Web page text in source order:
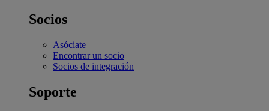
Socios
Asóciate
Encontrar un socio
Socios de integración
Soporte